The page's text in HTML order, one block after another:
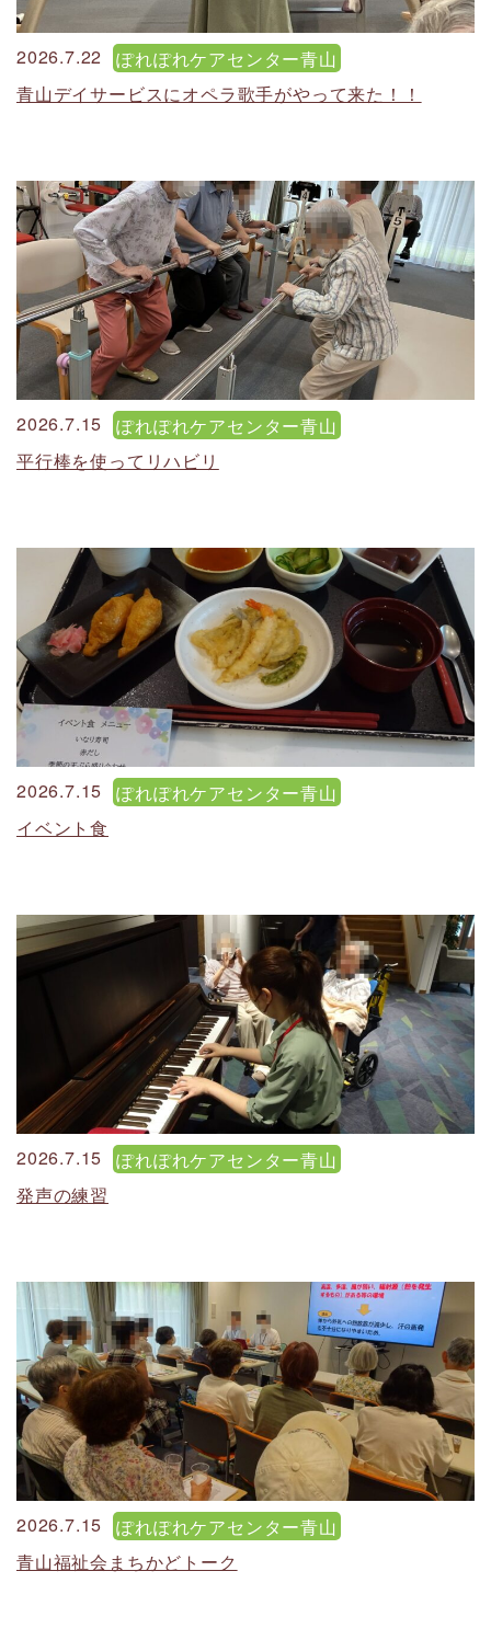
2026.7.22
ぽれぽれケアセンター青山
青山デイサービスにオペラ歌手がやって来た！！
2026.7.15
ぽれぽれケアセンター青山
平行棒を使ってリハビリ
2026.7.15
ぽれぽれケアセンター青山
イベント食
2026.7.15
ぽれぽれケアセンター青山
発声の練習
2026.7.15
ぽれぽれケアセンター青山
青山福祉会まちかどトーク